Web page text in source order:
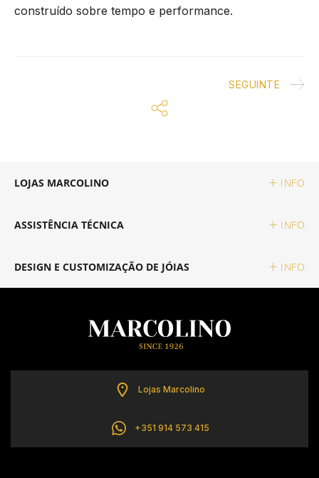
construído sobre tempo e performance.
SEGUINTE
LOJAS MARCOLINO INFO
ASSISTÊNCIA TÉCNICA INFO
DESIGN E CUSTOMIZAÇÃO DE JÓIAS INFO
Lojas Marcolino
+351 914 573 415